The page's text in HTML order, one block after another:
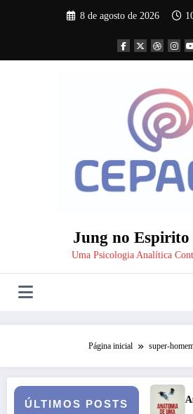
8 de agosto de 2026
Jung no Espirito
Uma Psicologia Analítica
Página inicial super-
ÚLTIMOS POSTSAnatomia de uma Queda: